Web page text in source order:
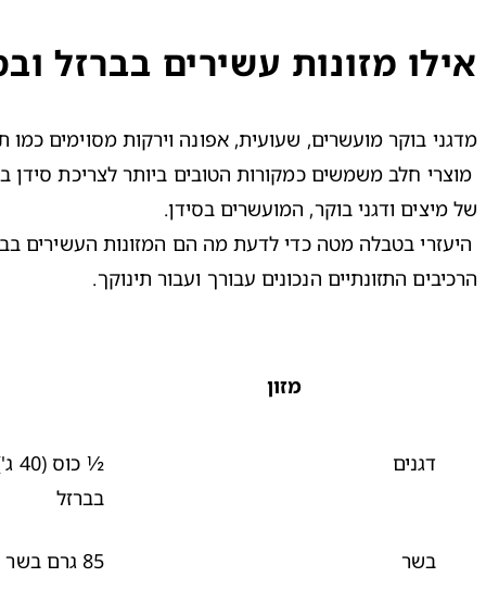
אילו מזונות עשירים בברזל
הרכיבים התזונתיים הנכונים עבורך ועבור תינוקך.
מזון
דגנים
½
בברזל
בשר 85 גרם בשר